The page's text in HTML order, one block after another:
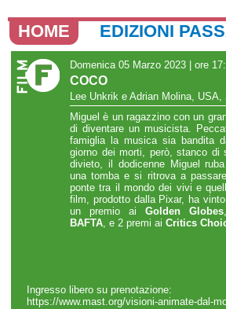
HOME EDIZIONI
Domenica 05 Marzo 2023 | ore
COCO
Lee Unkrik e Adrian Molina, USA,
Miguel è un ragazzino con un
di diventare un musicista.
famiglia la musica sia bandita
giorno dei morti, però, stanco di
divieto, il dodicenne Miguel
una tomba e si ritrova a
ponte tra il mondo dei vivi e
film, prodotto dalla Pixar, ha
un premio ai Golden Globes
BAFTA, e 2 premi ai Critics
Ingresso libero su prenotazione:
https://www.mast.org/visioni-animate-dal-